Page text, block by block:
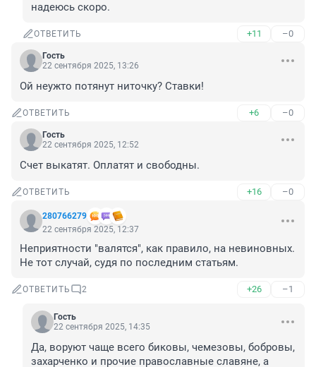
надеюсь скоро.
ОТВЕТИТЬ +11 –0
Гость
22 сентября 2025, 13:26
Ой неужто потянут ниточку? Ставки!
ОТВЕТИТЬ +6 –0
Гость
22 сентября 2025, 12:52
Счет выкатят. Оплатят и свободны.
ОТВЕТИТЬ +16 –0
280766279
22 сентября 2025, 12:37
Неприятности "валятся", как правило, на невиновных.
Не тот случай, судя по последним статьям.
ОТВЕТИТЬ 2 +26 –1
Гость
22 сентября 2025, 14:35
Да, воруют чаще всего биковы, чемезовы, бобровы,
захарченко и прочие православные славяне, а